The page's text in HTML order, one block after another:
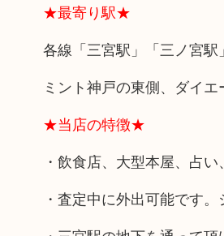
★最寄り駅★
各線「三宮駅」「三ノ宮駅
ミント神戸の東側、ダイエ
★当店の特徴★
・飲食店、大型本屋、占
・査定中に外出可能です